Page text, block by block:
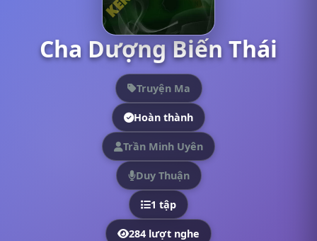
Cha Dượng Biến Thái
Truyện Ma
Hoàn thành
Trần Minh Uyên
Duy Thuận
1 tập
284 lượt nghe